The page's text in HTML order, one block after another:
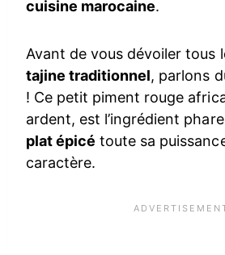
cuisine marocaine.
Avant de vous dévoiler tous
tajine traditionnel, parlons
! Ce petit piment rouge
ardent, est l’ingrédient
plat épicé toute sa
caractère.